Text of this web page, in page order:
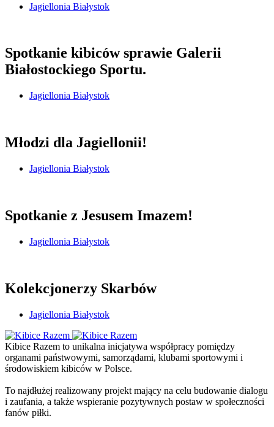
Jagiellonia Białystok
Spotkanie kibiców sprawie Galerii
Białostockiego Sportu.
Jagiellonia Białystok
Młodzi dla Jagiellonii!
Jagiellonia Białystok
Spotkanie z Jesusem Imazem!
Jagiellonia Białystok
Kolekcjonerzy Skarbów
Jagiellonia Białystok
Kibice Razem to unikalna inicjatywa współpracy pomiędzy
organami państwowymi, samorządami, klubami sportowymi i
środowiskiem kibiców w Polsce.
To najdłużej realizowany projekt mający na celu budowanie dialogu
i zaufania, a także wspieranie pozytywnych postaw w społeczności
fanów piłki.